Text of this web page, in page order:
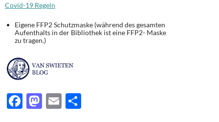
Covid-19 Regeln
Eigene FFP2 Schutzmaske (während des gesamten
Aufenthalts in der Bibliothek ist eine FFP2- Maske
zu tragen.)
F
M E